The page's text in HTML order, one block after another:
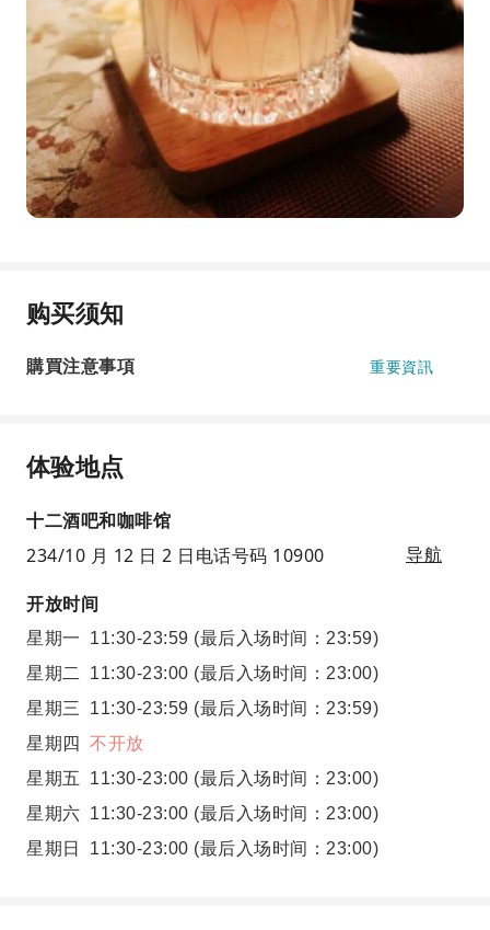
购买须知
購買注意事項 重要資訊
体验地点
十二酒吧和咖啡馆
234/10 月 12 日 2 日电话号码 10900
导航
开放时间
星期一 11:30-23:59 (最后入场时间：23:59)
星期二
11:30-23:00 (最后入场时间：23:00)
星期三
11:30-23:59 (最后入场时间：23:59)
星期四
不开放
星期五
11:30-23:00 (最后入场时间：23:00)
星期六 11:30-23:00 (最后入场时间：23:00)
星期日
11:30-23:00 (最后入场时间：23:00)